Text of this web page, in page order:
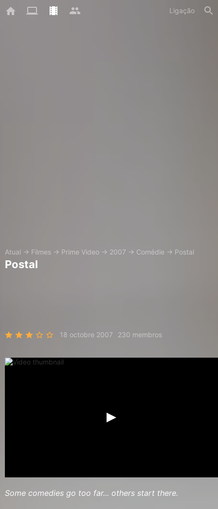
Ligação
Atual → Filmes → Prime Video → 2007 → Comédie → Postal
Postal
18 octobre 2007 230 membros
Some comedies go too far... others start there.